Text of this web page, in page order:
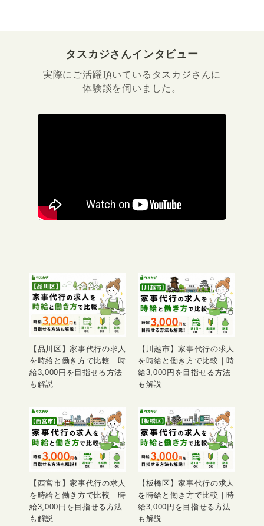
タスカジさんインタビュー
実際にご活躍頂いているタスカジさんに
体験談を伺いました。
【品川区】家事代行の求人
を時給と働き方で比較｜時
給3,000円を目指せる方法
も解説
【川越市】家事代行の求人
を時給と働き方で比較｜時
給3,000円を目指せる方法
も解説
【西宮市】家事代行の求人
を時給と働き方で比較｜時
給3,000円を目指せる方法
も解説
【板橋区】家事代行の求人
を時給と働き方で比較｜時
給3,000円を目指せる方法
も解説